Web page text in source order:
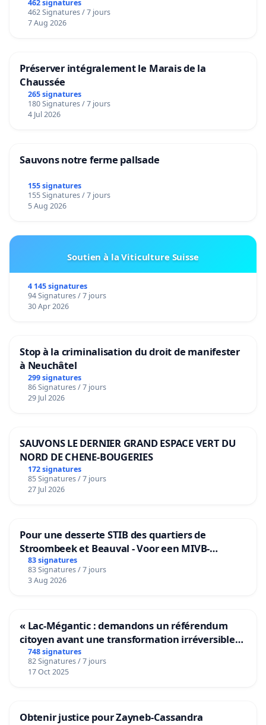
462 signatures
462 Signatures / 7 jours
7 Aug 2026
Préserver intégralement le Marais de la
Chaussée
265 signatures
180 Signatures / 7 jours
4 Jul 2026
Sauvons notre ferme pallsade
155 signatures
155 Signatures / 7 jours
5 Aug 2026
Soutien à la Viticulture Suisse
4 145 signatures
94 Signatures / 7 jours
30 Apr 2026
Stop à la criminalisation du droit de manifester
à Neuchâtel
299 signatures
86 Signatures / 7 jours
29 Jul 2026
SAUVONS LE DERNIER GRAND ESPACE VERT DU
NORD DE CHENE-BOUGERIES
172 signatures
85 Signatures / 7 jours
27 Jul 2026
Pour une desserte STIB des quartiers de
Stroombeek et Beauval - Voor een MIVB-
bediening van de wijken Strombeek en Het
Voor
83 signatures
83 Signatures / 7 jours
3 Aug 2026
« Lac-Mégantic : demandons un référendum
citoyen avant une transformation irréversible
de notre territoire »
748 signatures
82 Signatures / 7 jours
17 Oct 2025
Obtenir justice pour Zayneb-Cassandra